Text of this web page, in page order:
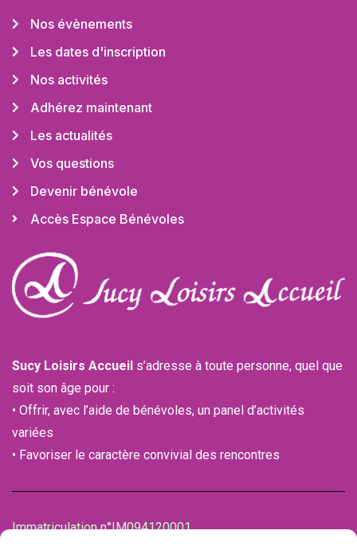
Nos évènements
Les dates d'inscription
Nos activités
Adhérez maintenant
Les actualités
Vos questions
Devenir bénévole
Accès Espace Bénévoles
Sucy Loisirs Accueil s’adresse à toute personne, quel que
soit son âge pour :
• Offrir, avec l’aide de bénévoles, un panel d’activités
variées
• Favoriser le caractère convivial des rencontres
Immatriculation n°IM094120001